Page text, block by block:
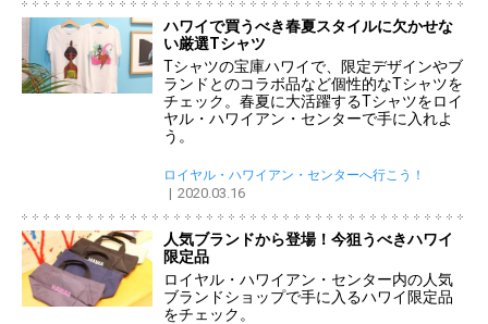
ハワイで買うべき春夏スタイルに欠かせな
い厳選Tシャツ
Tシャツの宝庫ハワイで、限定デザインやブ
ランドとのコラボ品など個性的なTシャツを
チェック。春夏に大活躍するTシャツをロイ
ヤル・ハワイアン・センターで手に入れよ
う。
ロイヤル・ハワイアン・センターへ行こう！
2020.03.16
人気ブランドから登場！今狙うべきハワイ
限定品
ロイヤル・ハワイアン・センター内の人気
ブランドショップで手に入るハワイ限定品
をチェック。